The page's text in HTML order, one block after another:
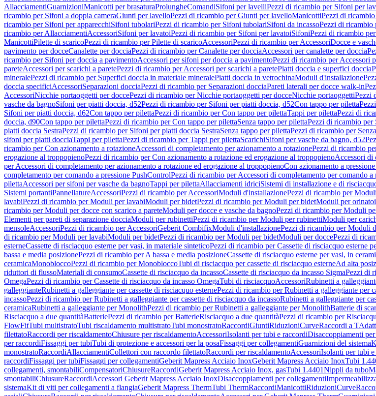
AllacciamentiGuarnizioniManicotti per brasaturaProlungheComandiSifoni per lavelliPezzi di ricambio per Sifoni per
ricambio per Sifoni a doppia cameraGiunti per lavelloPezzi di ricambio per Giunti per lavelloManicottiPezzi di
ricambio per Sifoni per apparecchiSifoni tubolariPezzi di ricambio per Sifoni tubolariSifoni da incassoPezzi di ricambio
ricambio per AllacciamentiAccessoriSifoni per lavatoiPezzi di ricambio per Sifoni per lavatoiSifoniPezzi di ricambio
ManicottiPilette di scaricoPezzi di ricambio per Pilette di scaricoAccessoriPezzi di ricambio per AccessoriDocce e
pavimento per docceCanalette per docciaPezzi di ricambio per Canalette per docciaAccessori per canalette per doccia
ricambio per Sifoni per doccia a pavimentoAccessori per sifoni per doccia a pavimentoPezzi di ricambio per Accessori
pareteAccessori per scarichi a paretePezzi di ricambio per Accessori per scarichi a paretePiatti doccia e superfici doccia
mineralePezzi di ricambio per Superfici doccia in materiale mineralePiatti doccia in vetrochinaModuli d'installazione
doccia specificiAccessoriSeparazioni docciaPezzi di ricambio per Separazioni docciaPareti laterali per docce walk-in
AccessoriNicchie portaoggetti per doccePezzi di ricambio per Nicchie portaoggetti per docceNicchie portaoggettiPezzi
vasche da bagnoSifoni per piatti doccia, d52Pezzi di ricambio per Sifoni per piatti doccia, d52Con tappo per piletta
Sifoni per piatti doccia, d62Con tappo per pilettaPezzi di ricambio per Con tappo per pilettaTappi per pilettaPezzi di
doccia, d90Con tappo per pilettaPezzi di ricambio per Con tappo per pilettaSenza tappo per pilettaPezzi di ricambio per
piatti doccia SestraPezzi di ricambio per Sifoni per piatti doccia SestraSenza tappo per pilettaPezzi di ricambio per
sifoni per piatti docciaTappi per pilettaPezzi di ricambio per Tappi per pilettaScarichiSifoni per vasche da bagno, d52
ricambio per Con azionamento a rotazioneAccessori di completamento per azionamento a rotazionePezzi di ricambio
erogazione al troppopienoPezzi di ricambio per Con azionamento a rotazione ed erogazione al troppopienoAccessori di
per Accessori di completamento per azionamento a rotazione ed erogazione al troppopienoCon azionamento a
completamento per comando a pressione PushControlPezzi di ricambio per Accessori di completamento per comando a
pilettaAccessori per sifoni per vasche da bagnoTappi per pilettaAllacciamenti idriciSistemi di installazione e di
Sistemi portantiPannellatureAccessoriPezzi di ricambio per AccessoriModuli d'installazionePezzi di ricambio per
lavabiPezzi di ricambio per Moduli per lavabiModuli per bidetPezzi di ricambio per Moduli per bidetModuli per orinatoi
ricambio per Moduli per docce con scarico a pareteModuli per docce e vasche da bagnoPezzi di ricambio per Moduli
Elementi per pareti di separazione docciaModuli per rubinettiPezzi di ricambio per Moduli per rubinettiModuli per
mensoleAccessoriPezzi di ricambio per AccessoriGeberit CombifixModuli d'installazionePezzi di ricambio per Moduli
di ricambio per Moduli per lavabiModuli per bidetPezzi di ricambio per Moduli per bidetModuli per doccePezzi di
esterneCassette di risciacquo esterne per vasi, in materiale sinteticoPezzi di ricambio per Cassette di risciacquo esterne
bassa e media posizionePezzi di ricambio per A bassa e media posizioneCassette di risciacquo esterne per vasi, in
ceramicaMonobloccoPezzi di ricambio per MonobloccoTubi di risciacquo per cassette di risciacquo esterneAd alta
riduttori di flussoMateriali di consumoCassette di risciacquo da incassoCassette di risciacquo da incasso SigmaPezzi di
OmegaPezzi di ricambio per Cassette di risciacquo da incasso OmegaTubi di risciacquoAccessoriRubinetti a
galleggianteRubinetti a galleggiante per cassette di risciacquo esternePezzi di ricambio per Rubinetti a galleggiante per
incassoPezzi di ricambio per Rubinetti a galleggiante per cassette di risciacquo da incassoRubinetti a galleggiante per
ceramicaRubinetti a galleggiante per MonolithPezzi di ricambio per Rubinetti a galleggiante per MonolithBatterie di
Risciacquo a due quantitàBatteriePezzi di ricambio per BatterieRisciacquo a due quantitàPezzi di ricambio per
FlowFitTubi multistratoTubi riscaldamento multistratoTubi monostratoRaccordiGiuntiRiduzioniCurveRaccordi a T
filettatoRaccordi per riscaldamentoChiusure per riscaldamentoAccessoriIsolanti per tubi e raccordiDisaccoppiamenti
per raccordiFissaggi per tubiTubi di protezione e accessori per la posaFissaggi per collegamentiGuarnizioni del sistema
monostratoRaccordiAllacciamentiCollettori con raccordo filettatoRaccordi per riscaldamentoAccessoriIsolanti per tubi
raccordiFissaggi per tubiFissaggi per collegamentiGeberit Mapress Acciaio InoxGeberit Mapress Acciaio InoxTubi
collegamenti, smontabiliCompensatoriChiusureRaccordiGeberit Mapress Acciaio Inox, gasTubi 1.4401Nippli da tubo
smontabiliChiusureRaccordiAccessori Geberit Mapress Acciaio InoxDisaccoppiamenti per collegamenti
sistemaKit di viti per collegamenti a flangiaGeberit Mapress ThermTubi ThermRaccordiManicottiRiduzioniCurve